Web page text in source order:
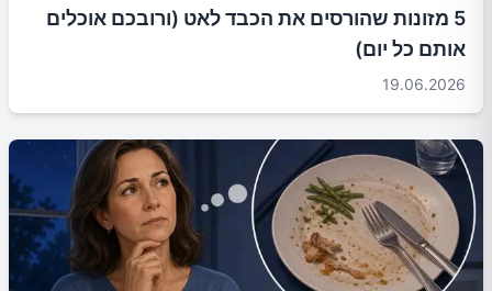
5 מזונות שהורסים את הכבד לאט (ורובכם אוכלים
אותם כל יום)
19.06.2026